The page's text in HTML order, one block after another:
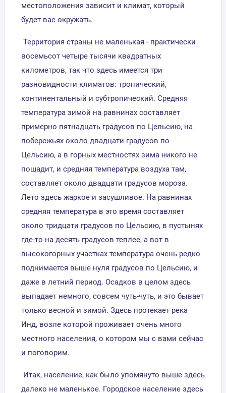
местоположения зависит и климат, который
будет вас окружать.
Территория страны не маленькая - практически
восемьсот четыре тысячи квадратных
километров, так что здесь имеется три
разновидности климатов: тропический,
континентальный и субтропический. Средняя
температура зимой на равнинах составляет
примерно пятнадцать градусов по Цельсию, на
побережьях около двадцати градусов по
Цельсию, а в горных местностях зима никого не
пощадит, и средняя температура воздуха там,
составляет около двадцати градусов мороза.
Лето здесь жаркое и засушливое. На равнинах
средняя температура в это время составляет
около тридцати градусов по Цельсию, в пустынях
где-то на десять градусов теплее, а вот в
высокогорных участках температура очень редко
поднимается выше нуля градусов по Цельсию, и
даже в летний период. Осадков в целом здесь
выпадает немного, совсем чуть-чуть, и это бывает
только весной и зимой. Здесь протекает река
Инд, возле которой проживает очень много
местного населения, о котором мы с вами сейчас
и поговорим.
Итак, население, как было упомянуто выше здесь
далеко не маленькое. Городское население здесь